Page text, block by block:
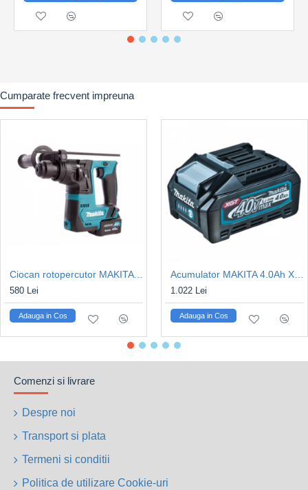
Cumparate frecvent impreuna
Ciocan rotopercutor MAKITA HR140DZ SDS-PLUS 12V 0,9J, Kit acumulatori
580 Lei
Adauga in Cos
1.022 Lei
Adauga in Cos
Comenzi si livrare
Despre noi
Transport si plata
Termeni si conditii
Politica de utilizare Cookie-uri